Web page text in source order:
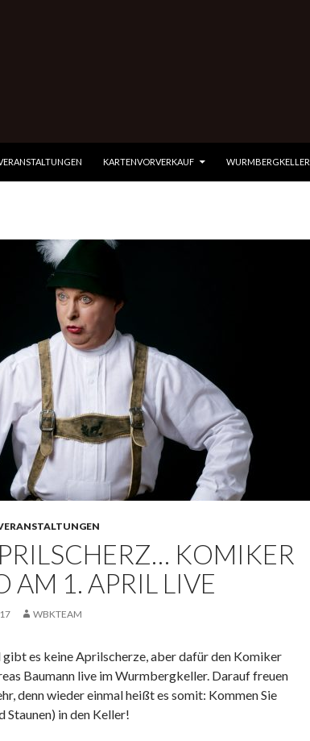
KARTENVORVERKAUF WURMBERGKELLER
KOMIKER
AM 1. APRIL LIVE
WBKTEAM
es keine Aprilscherze, aber dafür den Komiker
Baumann live im Wurmbergkeller. Darauf freuen
denn wieder einmal heißt es somit: Kommen Sie
Staunen) in den Keller!